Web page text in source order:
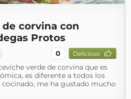
corvina con
Protos
0 Delicioso
verde de corvina que es
es diferente a todos los
cocinado, me ha gustado mucho